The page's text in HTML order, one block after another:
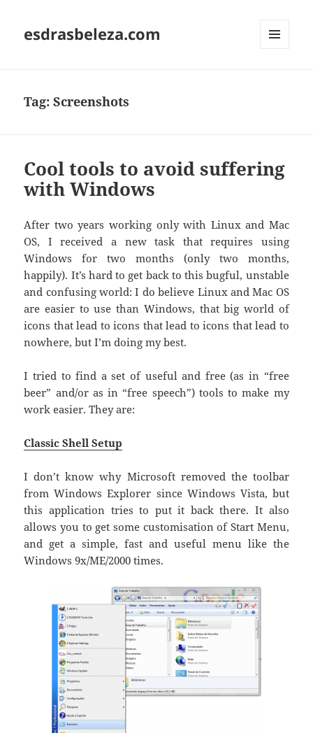
esdrasbeleza.com
Tag:Screenshots
Cool tools to avoid suffering
with Windows
After two years working only with Linux and Mac
OS, I received a new task that requires using
Windows for two months (only two months,
happily). It’s hard to get back to this bugful, unstable
and confusing world: I do believe Linux and Mac OS
are easier to use than Windows, that big world of
icons that lead to icons that lead to icons that lead to
nowhere, but I’m doing my best.
I tried to find a set of useful and free (as in “free
beer” and/or as in “free speech”) tools to make my
work easier. They are:
Classic Shell Setup
I don’t know why Microsoft removed the toolbar
from Windows Explorer since Windows Vista, but
this application tries to put it back there. It also
allows you to get some customisation of Start Menu,
and get a simple, fast and useful menu like the
Windows 9x/ME/2000 times.